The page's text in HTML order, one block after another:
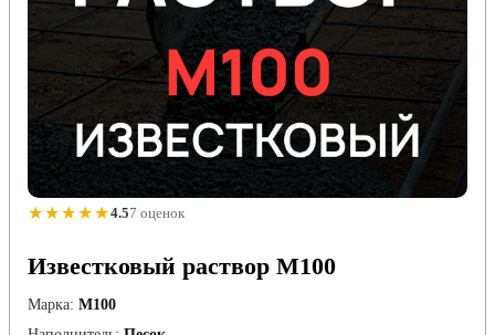
★★★★★4.57 оценок
Известковый раствор М100
Марка: М100